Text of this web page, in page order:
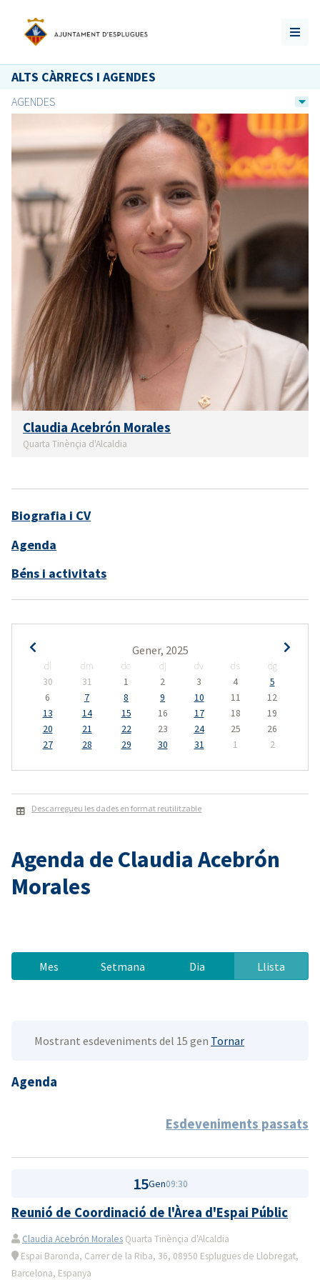
ALTS CÀRRECS I AGENDES
AGENDES
Claudia Acebrón Morales
Quarta Tinènçia d'Alcaldia
Biografia i CV
Agenda
Béns i activitats
Gener, 2025
dl dm dc dj dv ds
dg
30
31 1 2 3 4
5
6
7 8 9 10 11
12
13
14 15 16 17 18
19
20
21 22 23 24 25
26
27
28 29 30 31 1 2
Descarregueu les dades en format reutilitzable
Agenda de Claudia Acebrón
Morales
Mes Setmana Dia Llista
Mostrant esdeveniments del 15 gen Tornar
Agenda
Esdeveniments passats
15Gen09:30
Reunió de Coordinació de l'Àrea d'Espai Públic
Claudia Acebrón Morales Quarta Tinènçia d'Alcaldia
Espai Baronda, Carrer de la Riba, 36, 08950 Esplugues de Llobregat,
Barcelona, Espanya